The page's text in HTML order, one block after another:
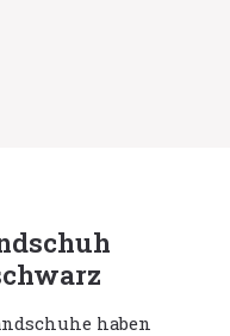
haben